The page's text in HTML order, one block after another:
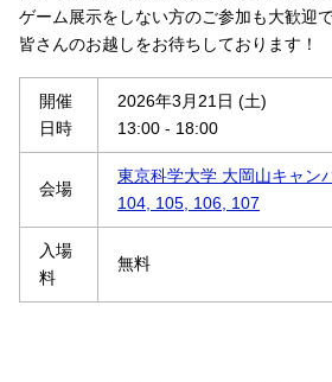
ゲーム展示をしない方のご参加も大歓迎で
皆さんのお越しをお待ちしております！
開催
日時
2026年3月21日 (土)
13:00 - 18:00
会場
東京科学大学 大岡山キャン
104, 105, 106, 107
入場
料
無料